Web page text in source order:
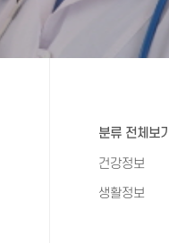
분류 전체보기
건강정보
생활정보